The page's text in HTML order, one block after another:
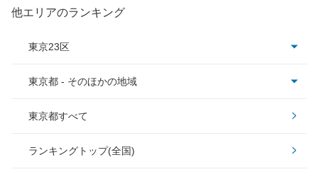
他エリアのランキング
東京23区
足立区
大田区
北区
東京都 - そのほかの地域
昭島市
青梅市
東京都すべて
ランキングトップ(全国)